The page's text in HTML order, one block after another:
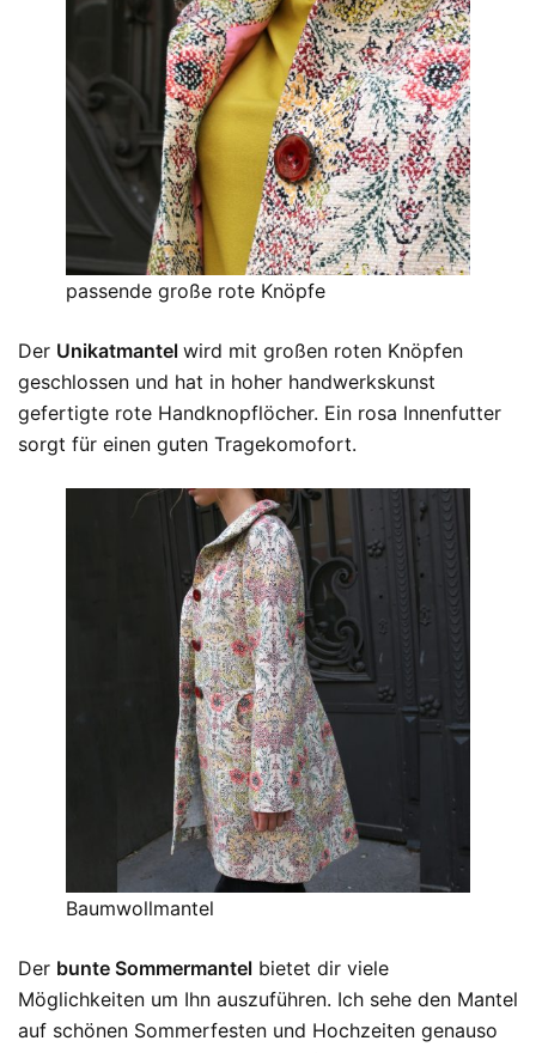
passende große rote Knöpfe
Der Unikatmantel wird mit großen roten Knöpfen
geschlossen und hat in hoher handwerkskunst
gefertigte rote Handknopflöcher. Ein rosa Innenfutter
sorgt für einen guten Tragekomofort.
Baumwollmantel
Der bunte Sommermantel bietet dir viele
Möglichkeiten um Ihn auszuführen. Ich sehe den Mantel
auf schönen Sommerfesten und Hochzeiten genauso